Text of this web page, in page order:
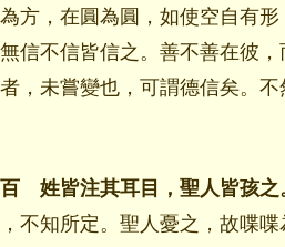
方，在圓為圓，如使空自有
信不信皆信之。善不善在彼
，未嘗變也，可謂德信矣。
姓皆注其耳目，聖人皆孩之
不知所定。聖人憂之，故喋